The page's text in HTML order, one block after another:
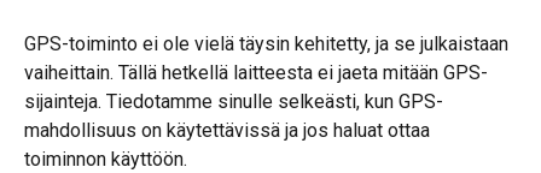
GPS-toiminto ei ole vielä täysin kehitetty, ja se julkaistaan
vaiheittain. Tällä hetkellä laitteesta ei jaeta mitään GPS-
sijainteja. Tiedotamme sinulle selkeästi, kun GPS-
mahdollisuus on käytettävissä ja jos haluat ottaa
toiminnon käyttöön.